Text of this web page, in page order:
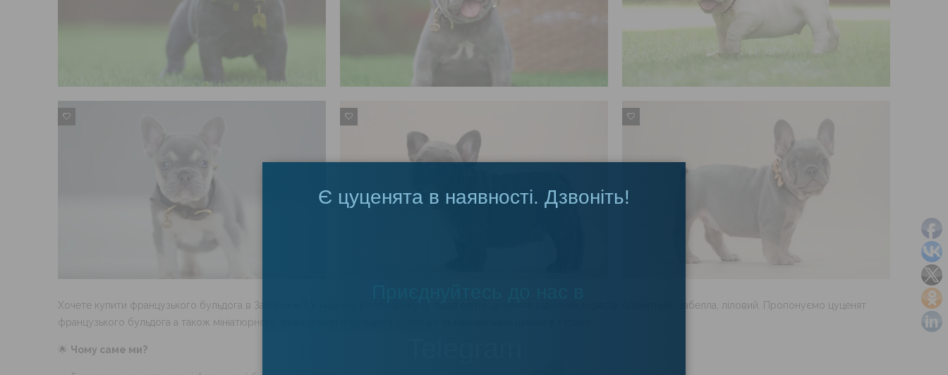
0 0 1
Хочете купити французького бульдога в Запоріжжі? У нашому розпліднику — лише елітні цуценята рідкісних окрасів: блакитний, ізабелла, ліловий. Пропонуємо цуценят
французького бульдога а також мініатюрного французького бульдога — все це за найнижчими цінами в Україні.
🌟 Чому саме ми?
Є цуценята в наявності. Дзвоніть!